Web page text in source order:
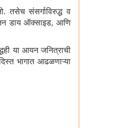
तसेच संसर्गाविरुद्ध व
डाय ऑक्साइड, आणि
या आयन जनित्राची
भागात आढळणाऱ्या